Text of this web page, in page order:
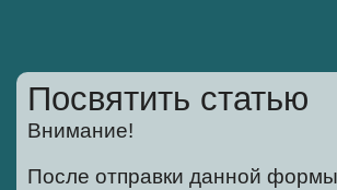
Посвятить статью
Внимание!
После отправки данной